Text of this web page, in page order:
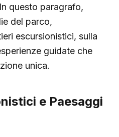
questo paragrafo,
del parco,
escursionistici, sulla
guidate che
unica.
e Paesaggi